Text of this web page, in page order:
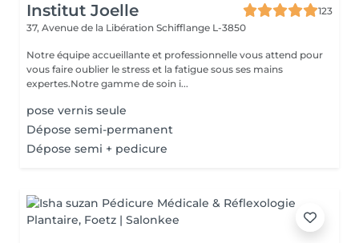
Institut Joelle
123
37, Avenue de la Libération Schifflange L-3850
Notre équipe accueillante et professionnelle vous attend pour
vous faire oublier le stress et la fatigue sous ses mains
expertes.Notre gamme de soin i...
pose vernis seule
Dépose semi-permanent
Dépose semi + pedicure